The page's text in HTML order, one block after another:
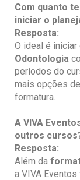
Com quanto
iniciar o
Resposta:
O ideal é iniciar
Odontologia
períodos do
mais opções
formatura.
A VIVA
outros
Resposta:
Além da
a VIVA